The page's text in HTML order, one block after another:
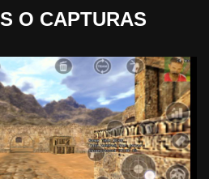
O CAPTURAS